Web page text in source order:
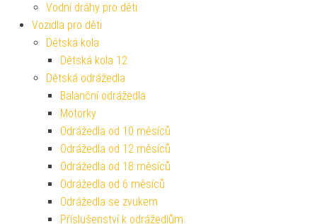
Vodní dráhy pro děti
Vozidla pro děti
Dětská kola
Dětská kola 12
Dětská odrážedla
Balanční odrážedla
Motorky
Odrážedla od 10 měsíců
Odrážedla od 12 měsíců
Odrážedla od 18 měsíců
Odrážedla od 6 měsíců
Odrážedla se zvukem
Příslušenství k odrážedlům